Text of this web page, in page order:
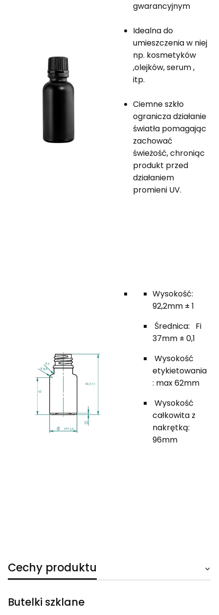
gwarancyjnym
Idealna do
umieszczenia w niej
np. kosmetyków
,olejków, serum ,
itp.
Ciemne szkło
ogranicza działanie
światła pomagając
zachować
świeżość, chroniąc
produkt przed
działaniem
promieni UV.
Wysokość:
92,2mm ± 1
Średnica: Fi
37mm ± 0,1
Wysokość
etykietowania
: max 62mm
Wysokość
całkowita z
nakrętką:
96mm
Cechy produktu
Butelki szklane